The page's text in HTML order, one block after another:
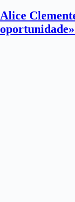
Alice